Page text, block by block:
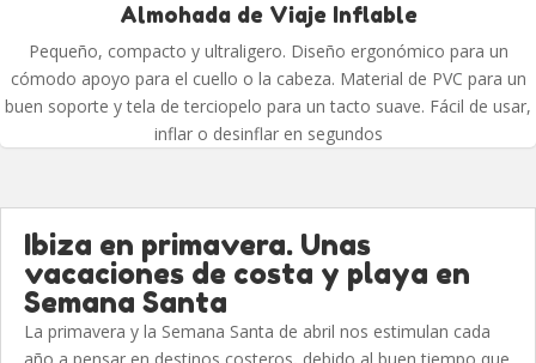
Almohada de Viaje Inflable
Pequeño, compacto y ultraligero. Diseño ergonómico para un
cómodo apoyo para el cuello o la cabeza. Material de PVC para un
buen soporte y tela de terciopelo para un tacto suave. Fácil de usar,
inflar o desinflar en segundos
Ibiza en primavera. Unas
vacaciones de costa y playa en
Semana Santa
La primavera y la Semana Santa de abril nos estimulan cada